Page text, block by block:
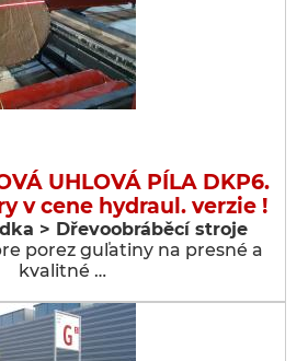
UHLOVÁ PÍLA DKP6.
v cene hydraul. verzie !
> Dřevoobráběcí stroje
porez guľatiny na presné a
kvalitné …